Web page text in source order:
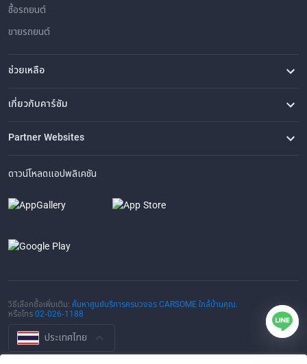
ซื้อรถยนต์
ขายรถยนต์
ช่วยเหลือ
คำถามที่พบบ่อย
ติดต่อเรา
ที่ตั้งของเรา
เกี่ยวกับคาร์ซัม
เรื่องราวของเรา
ซื้อรถจาก CARSOME
บทความ
การแจ้งเบาะแส
ร่วมงานกับเรา
Partner Websites
AutoFun
One2Car
AutoSpinn
CarTimes
ดาวน์โหลดแอปพลิเคชัน
วิธีเลือกซื้อเพิ่มเติม: ค้นหาศูนย์บริการครบวงจร CARSOME ใกล้บ้านคุณ.
หรือโทร02-026-1188
ประเทศไทย